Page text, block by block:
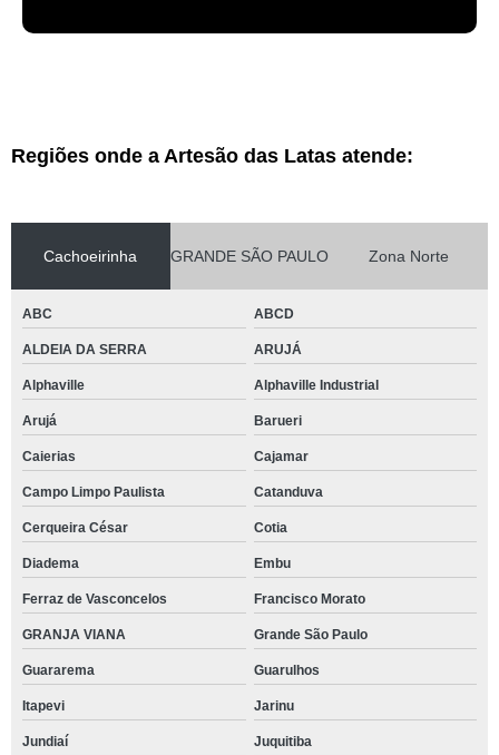
Regiões onde a Artesão das Latas atende:
Cachoeirinha GRANDE SÃO PAULO Zona Norte
ABC ABCD
ALDEIA DA SERRA ARUJÁ
Alphaville Alphaville Industrial
Arujá Barueri
Caierias Cajamar
Campo Limpo Paulista Catanduva
Cerqueira César Cotia
Diadema Embu
Ferraz de Vasconcelos Francisco Morato
GRANJA VIANA Grande São Paulo
Guararema Guarulhos
Itapevi Jarinu
Jundiaí Juquitiba